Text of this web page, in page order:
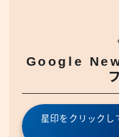
Google
星印をクリック